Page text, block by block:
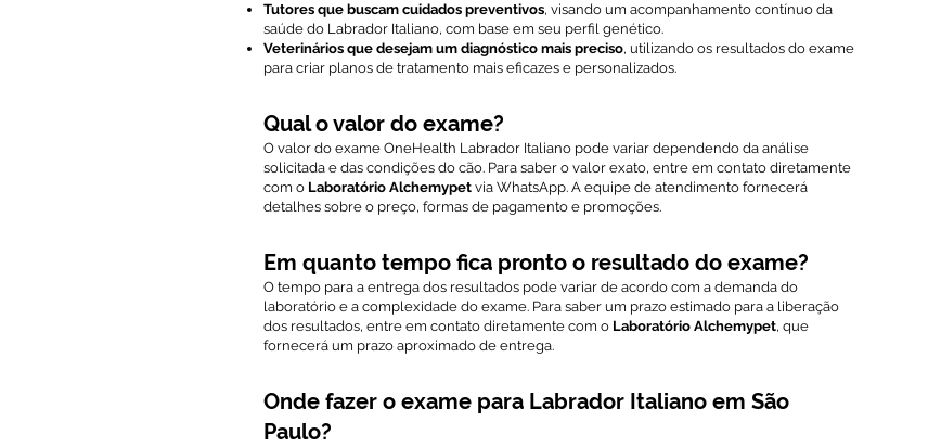
Tutores que buscam cuidados preventivos, visando um acompanhamento contínuo da
saúde do Labrador Italiano, com base em seu perfil genético.
Veterinários que desejam um diagnóstico mais preciso, utilizando os resultados do exame
para criar planos de tratamento mais eficazes e personalizados.
Qual o valor do exame?
O valor do exame OneHealth Labrador Italiano pode variar dependendo da análise
solicitada e das condições do cão. Para saber o valor exato, entre em contato diretamente
com o Laboratório Alchemypet via WhatsApp. A equipe de atendimento fornecerá
detalhes sobre o preço, formas de pagamento e promoções.
Em quanto tempo fica pronto o resultado do exame?
O tempo para a entrega dos resultados pode variar de acordo com a demanda do
laboratório e a complexidade do exame. Para saber um prazo estimado para a liberação
dos resultados, entre em contato diretamente com o Laboratório Alchemypet, que
fornecerá um prazo aproximado de entrega.
Onde fazer o exame para Labrador Italiano em São
Paulo?